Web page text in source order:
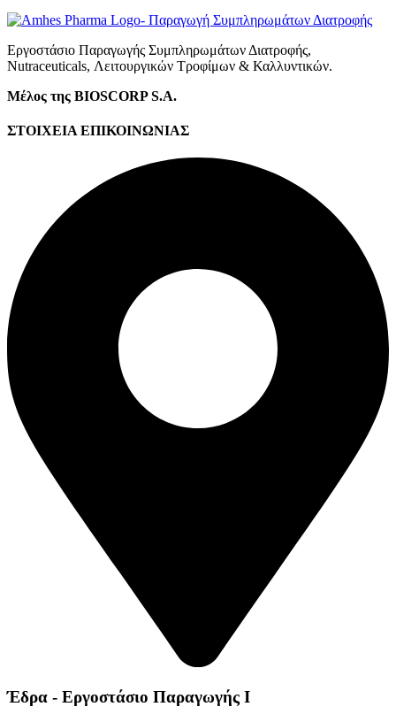
Εργοστάσιο Παραγωγής Συμπληρωμάτων Διατροφής,
Νutraceuticals, Λειτουργικών Τροφίμων & Καλλυντικών.
Μέλος της BIOSCORP S.A.
ΣΤΟΙΧΕΙΑ ΕΠΙΚΟΙΝΩΝΙΑΣ
Έδρα - Εργοστάσιο Παραγωγής Ι